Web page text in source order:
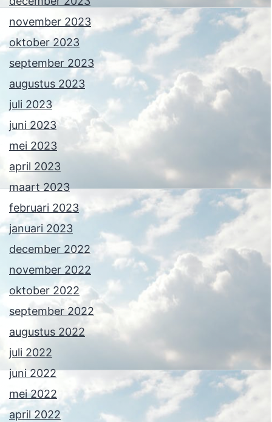
november 2023
oktober 2023
september 2023
augustus 2023
juli 2023
juni 2023
mei 2023
april 2023
maart 2023
februari 2023
januari 2023
december 2022
november 2022
oktober 2022
september 2022
augustus 2022
juli 2022
juni 2022
mei 2022
april 2022